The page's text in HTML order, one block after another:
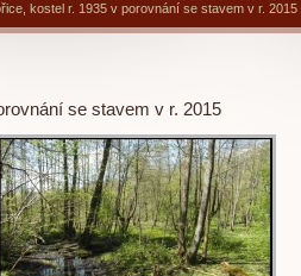
kostel r. 1935 v porovnání se stavem v r. 2015
se stavem v r. 2015